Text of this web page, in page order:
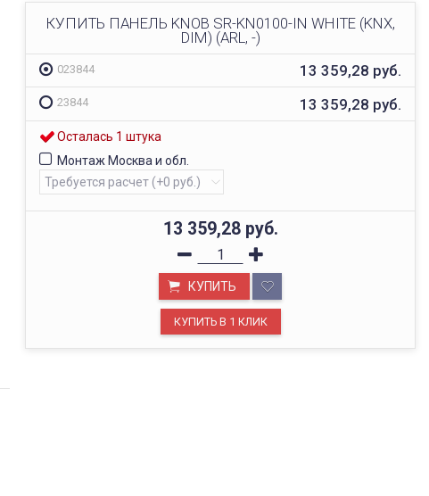
КУПИТЬ ПАНЕЛЬ KNOB SR-KN0100-IN WHITE (KNX,
DIM) (ARL, -)
023844 13 359,28 руб.
23844 13 359,28 руб.
Осталась 1 штука
Монтаж Москва и обл.
13 359,28 руб.
КУПИТЬ